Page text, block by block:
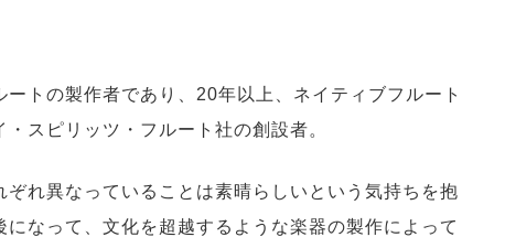
トの製作者であり、20年以上、ネイティブフルート
スピリッツ・フルート社の創設者。
れ異なっていることは素晴らしいという気持ちを抱
なって、文化を超越するような楽器の製作によって